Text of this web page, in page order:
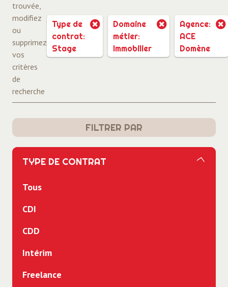
trouvée,
modifiez
ou
supprimez
vos
critères
de
recherche
Type de
contrat:
Stage
Domaine
métier:
Immobilier
Agence:
ACE
Domène
FILTRER PAR
TYPE DE CONTRAT
Tous
CDI
CDD
Intérim
Freelance